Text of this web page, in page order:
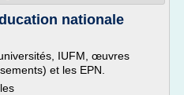
nationale
IUFM, œuvres
et les EPN.